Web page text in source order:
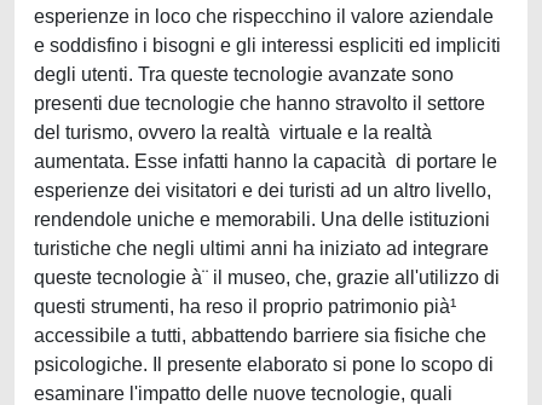
esperienze in loco che rispecchino il valore aziendale
e soddisfino i bisogni e gli interessi espliciti ed impliciti
degli utenti. Tra queste tecnologie avanzate sono
presenti due tecnologie che hanno stravolto il settore
del turismo, ovvero la realtà virtuale e la realtà
aumentata. Esse infatti hanno la capacità di portare le
esperienze dei visitatori e dei turisti ad un altro livello,
rendendole uniche e memorabili. Una delle istituzioni
turistiche che negli ultimi anni ha iniziato ad integrare
queste tecnologie à¨ il museo, che, grazie all'utilizzo di
questi strumenti, ha reso il proprio patrimonio pià¹
accessibile a tutti, abbattendo barriere sia fisiche che
psicologiche. Il presente elaborato si pone lo scopo di
esaminare l'impatto delle nuove tecnologie, quali